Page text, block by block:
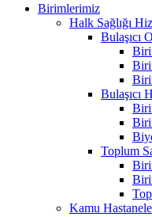
Birimlerimiz
Halk Sağlığı
Bulaşıcı
Bulaşıcı
Toplum
Kamu